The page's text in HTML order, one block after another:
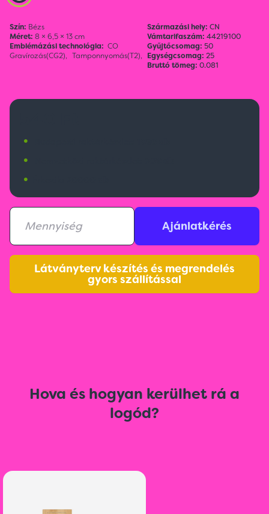
Szín: Bézs
Méret: 8 × 6,5 × 13 cm
Emblémázási technológia: CO
Gravírozás(CG2), Tamponnyomás(T2),
Származási hely: CN
Vámtarifaszám: 44219100
Gyűjtőcsomag: 50
Egységcsomag: 25
Bruttó tömeg: 0.081
•
•
•
Ajánlatkérés
Látványterv készítés és megrendelés
gyors szállítással
Hova és hogyan kerülhet rá a
logód?